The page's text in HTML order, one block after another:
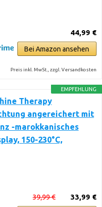
44,99 €
Bei Amazon ansehen
Preis inkl. MwSt., zzgl. Versandkosten
EMPFEHLUNG
Therapy
angereichert mit
-marokkanisches
150-230°C,
33,99 €
39,99 €